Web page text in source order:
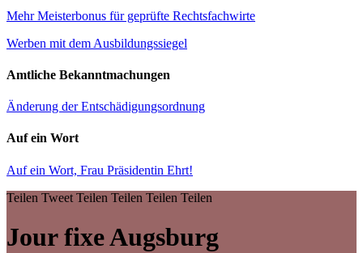
Mehr Meisterbonus für geprüfte Rechtsfachwirte
Werben mit dem Ausbildungssiegel
Amtliche Bekanntmachungen
Änderung der Entschädigungsordnung
Auf ein Wort
Auf ein Wort, Frau Präsidentin Ehrt!
Teilen Tweet Teilen Teilen Teilen Teilen
Jour fixe Augsburg